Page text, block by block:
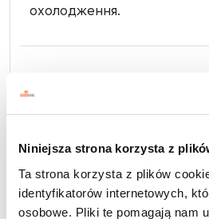
Niniejsza strona korzysta z
Ta strona korzysta z plików
identyfikatorów internetowych,
osobowe. Pliki te pomagają nam
охолодження.
ORLEN OIL
NEW